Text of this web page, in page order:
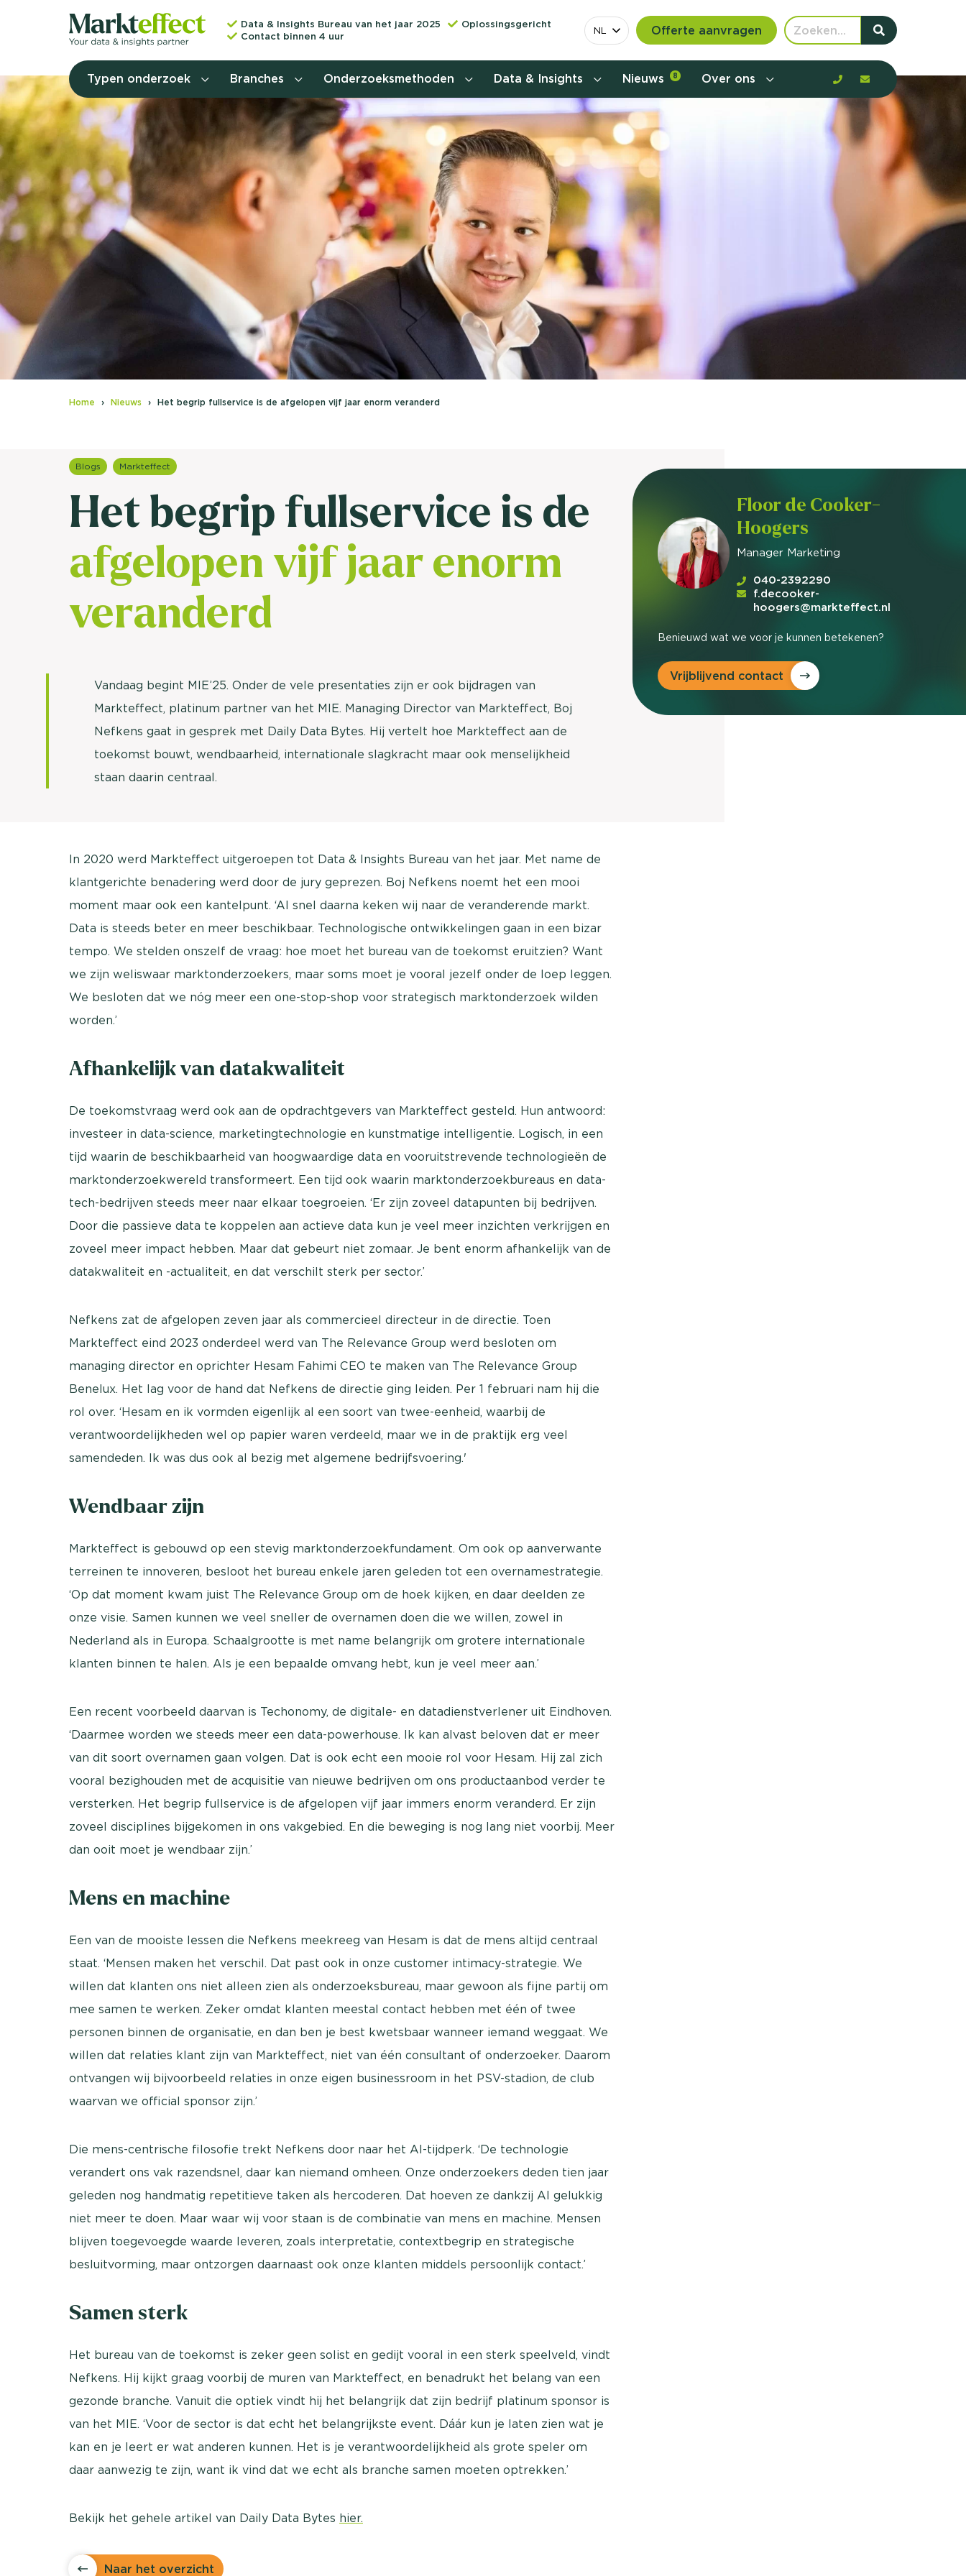
Data & Insights Bureau van het jaar 2025
Oplossingsgericht
Contact binnen 4 uur
NL Offerte aanvragen
Typen onderzoek
Behoefteonderzoek
Customer journey onderzoek
Customer value proposition
Doelgroeponderzoek
Naamsbekendheidonderzoek
Nationaal Studiekeuze
Onderzoek (NSKO)
Usage & attitude onderzoek
UX-onderzoek
Relevantere communicatie en aanbod door de
customer journey, de barrières en gedrag in kaart te
brengen. Benieuwd hoe?
Stefan Klomp
Client Consultant
Branches Onderzoeksmethoden Data & Insights Nieuws 8 Over ons
Home Nieuws Het begrip fullservice is de afgelopen vijf jaar enorm veranderd
Blogs Markteffect
Het begrip fullservice is de
afgelopen vijf jaar enorm
veranderd
Vandaag begint MIE’25. Onder de vele presentaties zijn er ook bijdragen van
Markteffect, platinum partner van het MIE. Managing Director van Markteffect, Boj
Nefkens gaat in gesprek met Daily Data Bytes. Hij vertelt hoe Markteffect aan de
toekomst bouwt, wendbaarheid, internationale slagkracht maar ook menselijkheid
staan daarin centraal.
In 2020 werd Markteffect uitgeroepen tot Data & Insights Bureau van het jaar. Met name de
klantgerichte benadering werd door de jury geprezen. Boj Nefkens noemt het een mooi
moment maar ook een kantelpunt. ‘Al snel daarna keken wij naar de veranderende markt.
Data is steeds beter en meer beschikbaar. Technologische ontwikkelingen gaan in een bizar
tempo. We stelden onszelf de vraag: hoe moet het bureau van de toekomst eruitzien? Want
we zijn weliswaar marktonderzoekers, maar soms moet je vooral jezelf onder de loep leggen.
We besloten dat we nóg meer een one-stop-shop voor strategisch marktonderzoek wilden
worden.’
Afhankelijk van datakwaliteit
De toekomstvraag werd ook aan de opdrachtgevers van Markteffect gesteld. Hun antwoord:
investeer in data-science, marketingtechnologie en kunstmatige intelligentie. Logisch, in een
tijd waarin de beschikbaarheid van hoogwaardige data en vooruitstrevende technologieën de
marktonderzoekwereld transformeert. Een tijd ook waarin marktonderzoekbureaus en data-
tech-bedrijven steeds meer naar elkaar toegroeien. ‘Er zijn zoveel datapunten bij bedrijven.
Door die passieve data te koppelen aan actieve data kun je veel meer inzichten verkrijgen en
zoveel meer impact hebben. Maar dat gebeurt niet zomaar. Je bent enorm afhankelijk van de
datakwaliteit en -actualiteit, en dat verschilt sterk per sector.’
Nefkens zat de afgelopen zeven jaar als commercieel directeur in de directie. Toen
Markteffect eind 2023 onderdeel werd van The Relevance Group werd besloten om
managing director en oprichter Hesam Fahimi CEO te maken van The Relevance Group
Benelux. Het lag voor de hand dat Nefkens de directie ging leiden. Per 1 februari nam hij die
rol over. ‘Hesam en ik vormden eigenlijk al een soort van twee-eenheid, waarbij de
verantwoordelijkheden wel op papier waren verdeeld, maar we in de praktijk erg veel
samendeden. Ik was dus ook al bezig met algemene bedrijfsvoering.'
Wendbaar zijn
Markteffect is gebouwd op een stevig marktonderzoekfundament. Om ook op aanverwante
terreinen te innoveren, besloot het bureau enkele jaren geleden tot een overnamestrategie.
‘Op dat moment kwam juist The Relevance Group om de hoek kijken, en daar deelden ze
onze visie. Samen kunnen we veel sneller de overnamen doen die we willen, zowel in
Nederland als in Europa. Schaalgrootte is met name belangrijk om grotere internationale
klanten binnen te halen. Als je een bepaalde omvang hebt, kun je veel meer aan.’
Een recent voorbeeld daarvan is Techonomy, de digitale- en datadienstverlener uit Eindhoven.
‘Daarmee worden we steeds meer een data-powerhouse. Ik kan alvast beloven dat er meer
van dit soort overnamen gaan volgen. Dat is ook echt een mooie rol voor Hesam. Hij zal zich
vooral bezighouden met de acquisitie van nieuwe bedrijven om ons productaanbod verder te
versterken. Het begrip fullservice is de afgelopen vijf jaar immers enorm veranderd. Er zijn
zoveel disciplines bijgekomen in ons vakgebied. En die beweging is nog lang niet voorbij. Meer
dan ooit moet je wendbaar zijn.’
Mens en machine
Een van de mooiste lessen die Nefkens meekreeg van Hesam is dat de mens altijd centraal
staat. ‘Mensen maken het verschil. Dat past ook in onze customer intimacy-strategie. We
willen dat klanten ons niet alleen zien als onderzoeksbureau, maar gewoon als fijne partij om
mee samen te werken. Zeker omdat klanten meestal contact hebben met één of twee
personen binnen de organisatie, en dan ben je best kwetsbaar wanneer iemand weggaat. We
willen dat relaties klant zijn van Markteffect, niet van één consultant of onderzoeker. Daarom
ontvangen wij bijvoorbeeld relaties in onze eigen businessroom in het PSV-stadion, de club
waarvan we official sponsor zijn.’
Die mens-centrische filosofie trekt Nefkens door naar het AI-tijdperk. ‘De technologie
verandert ons vak razendsnel, daar kan niemand omheen. Onze onderzoekers deden tien jaar
geleden nog handmatig repetitieve taken als hercoderen. Dat hoeven ze dankzij AI gelukkig
niet meer te doen. Maar waar wij voor staan is de combinatie van mens en machine. Mensen
blijven toegevoegde waarde leveren, zoals interpretatie, contextbegrip en strategische
besluitvorming, maar ontzorgen daarnaast ook onze klanten middels persoonlijk contact.’
Samen sterk
Het bureau van de toekomst is zeker geen solist en gedijt vooral in een sterk speelveld, vindt
Nefkens. Hij kijkt graag voorbij de muren van Markteffect, en benadrukt het belang van een
gezonde branche. Vanuit die optiek vindt hij het belangrijk dat zijn bedrijf platinum sponsor is
van het MIE. ‘Voor de sector is dat echt het belangrijkste event. Dáár kun je laten zien wat je
kan en je leert er wat anderen kunnen. Het is je verantwoordelijkheid als grote speler om
daar aanwezig te zijn, want ik vind dat we echt als branche samen moeten optrekken.’
Bekijk het gehele artikel van Daily Data Bytes hier.
Naar het overzicht
Floor de Cooker-
Hoogers
Manager Marketing
040-2392290
f.decooker-
hoogers@markteffect.nl
Benieuwd wat we voor je kunnen betekenen?
Vrijblijvend contact